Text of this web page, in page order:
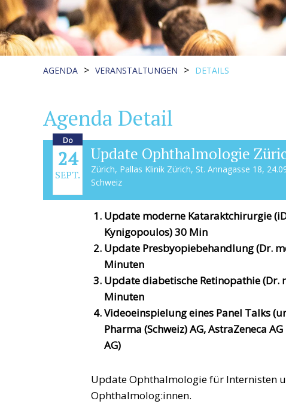
AGENDA > VERANSTALTUNGEN > DETAILS
Agenda Detail
Do
24
SEPT.
Update Ophthalmologie
Zürich, Pallas Klinik Zürich, St. Annagasse 18,
Schweiz
Update moderne Kataraktchirurgie
Kynigopoulos) 30 Min
Update Presbyopiebehandlung (Dr.
Minuten
Update diabetische Retinopathie (Dr.
Minuten
Videoeinspielung eines Panel Talks
Pharma (Schweiz) AG, AstraZeneca
AG)
Update Ophthalmologie für Internisten
Ophthalmolog:innen.